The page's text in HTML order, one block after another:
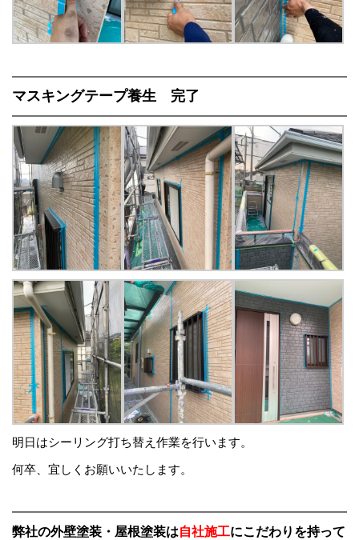
マスキングテープ養生 完了
明日はシーリング打ち替え作業を行います。
何卒、宜しくお願いいたします。
弊社の外壁塗装・屋根塗装は自社施工にこだわりを持って